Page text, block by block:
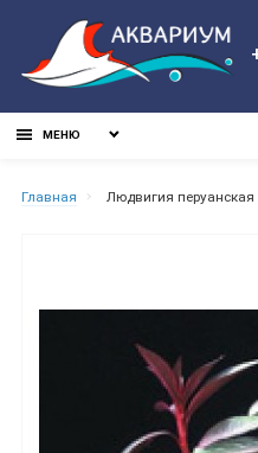
МЕНЮ
Главная Людвигия перуанская